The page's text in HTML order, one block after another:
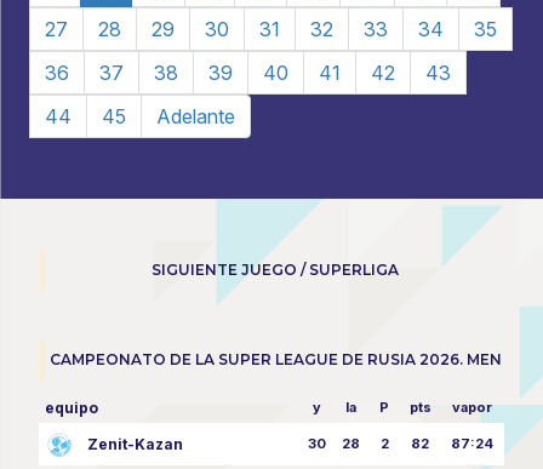
27
28 29 30 31 32 33 34
35
36
37 38 39 40 41 42
43
44
45 Adelante
SIGUIENTE JUEGO / SUPERLIGA
CAMPEONATO DE LA SUPER LEAGUE DE RUSIA 2026. MEN
equipo y la P pts vapor
Zenit-Kazan 30 28 2 82 87:24